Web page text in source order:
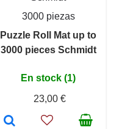
3000 piezas
Puzzle Roll Mat up to
3000 pieces Schmidt
En stock (1)
23,00 €